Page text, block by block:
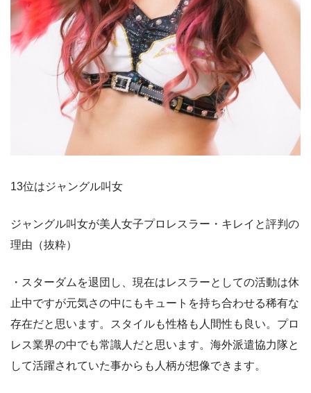
13位はジャングル叫女
ジャングル叫女が美人女子プロレスラー・キレイと評判の
理由（抜粋）
・スターダムを退団し、現在はレスラーとしての活動は休
止中ですが元気さの中にもキュートを持ち合わせる稀有な
存在だと思います。スタイルも性格も人間性も良い。プロ
レス業界の中でも常識人だと思います。海外派遣協力隊と
して活躍されていた事からも人柄が想像できます。